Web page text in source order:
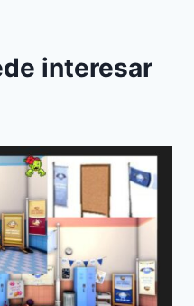
interesar